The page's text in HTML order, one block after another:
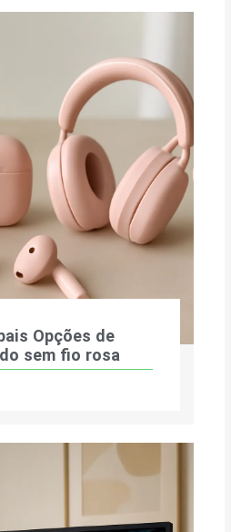
Opções de
sem fio rosa